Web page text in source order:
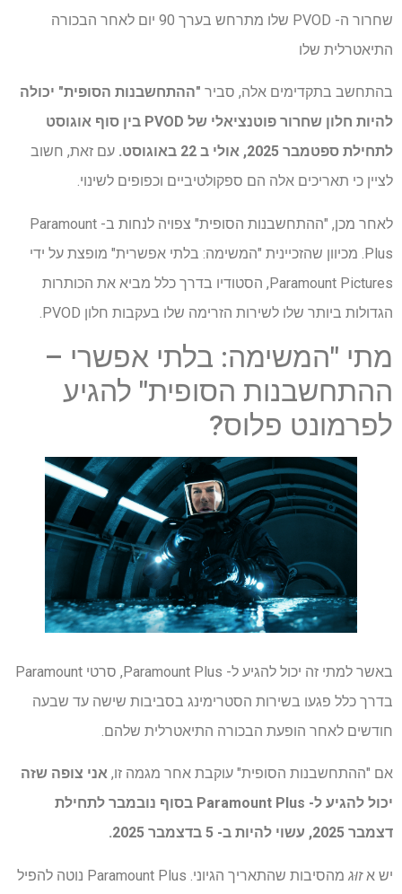
שחרור ה- PVOD שלו מתרחש בערך 90 יום לאחר הבכורה
התיאטרלית שלו
בהתחשב בתקדימים אלה, סביר "ההתחשבנות הסופית" יכולה
להיות חלון שחרור פוטנציאלי של PVOD בין סוף אוגוסט
לתחילת ספטמבר 2025, אולי ב 22 באוגוסט.
עם זאת, חשוב
לציין כי תאריכים אלה הם ספקולטיביים וכפופים לשינוי.
לאחר מכן, "ההתחשבנות הסופית" צפויה לנחות ב- Paramount
Plus. מכיוון שהזכיינית "המשימה: בלתי אפשרית" מופצת על ידי
Paramount Pictures, הסטודיו בדרך כלל מביא את הכותרות
הגדולות ביותר שלו לשירות הזרימה שלו בעקבות חלון PVOD.
מתי "המשימה: בלתי אפשרי –
ההתחשבנות הסופית" להגיע
לפרמונט פלוס?
באשר למתי זה יכול להגיע ל- Paramount Plus, סרטי Paramount
בדרך כלל פגעו בשירות הסטרימינג בסביבות שישה עד שבעה
חודשים לאחר הופעת הבכורה התיאטרלית שלהם.
אם "ההתחשבנות הסופית" עוקבת אחר מגמה זו, אני צופה שזה
יכול להגיע ל- Paramount Plus בסוף נובמבר לתחילת
דצמבר 2025, עשוי להיות ב- 5 בדצמבר 2025.
יש אזוּג
מהסיבות שהתאריך הגיוני. Paramount Plus נוטה להפיל